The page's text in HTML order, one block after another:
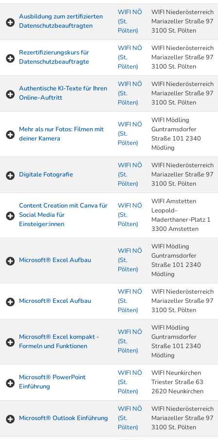
Ausbildung zum zertifizierten
Datenschutzbeauftragten
WIFI NÖ
(St.
Pölten)
WIFI Niederösterreich
Mariazeller Straße 97
3100 St. Pölten
Rezertifizierungskurs für
Datenschutzbeauftragte
WIFI NÖ
(St.
Pölten)
WIFI Niederösterreich
Mariazeller Straße 97
3100 St. Pölten
Authentische KI-Texte für Ihren
Online-Auftritt
WIFI NÖ
(St.
Pölten)
WIFI Niederösterreich
Mariazeller Straße 97
3100 St. Pölten
Mehr als nur Fotos: Filmen mit
deiner Kamera
WIFI NÖ
(St.
Pölten)
WIFI Mödling
Guntramsdorfer
Straße 101 2340
Mödling
Digitale Fotografie
WIFI NÖ
(St.
Pölten)
WIFI Niederösterreich
Mariazeller Straße 97
3100 St. Pölten
Content Creation mit Canva für
Social Media für
Einsteiger:innen
WIFI NÖ
(St.
Pölten)
WIFI Amstetten
Leopold-
Maderthaner-Platz 1
3300 Amstetten
Microsoft® Excel Aufbau
WIFI NÖ
(St.
Pölten)
WIFI Mödling
Guntramsdorfer
Straße 101 2340
Mödling
Microsoft® Excel Aufbau
WIFI NÖ
(St.
Pölten)
WIFI Niederösterreich
Mariazeller Straße 97
3100 St. Pölten
Microsoft® Excel kompakt -
Formeln und Funktionen
WIFI NÖ
(St.
Pölten)
WIFI Mödling
Guntramsdorfer
Straße 101 2340
Mödling
Microsoft® PowerPoint
Einführung
WIFI NÖ
(St.
Pölten)
WIFI Neunkirchen
Triester Straße 63
2620 Neunkirchen
Microsoft® Outlook Einführung
WIFI NÖ
(St.
Pölten)
WIFI Niederösterreich
Mariazeller Straße 97
3100 St. Pölten